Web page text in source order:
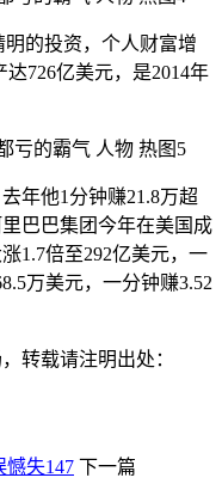
的投资，个人财富增
726亿美元，是2014年
他1分钟赚21.8万超
巴巴集团今年在美国成
1.7倍至292亿美元，一
万美元，一分钟赚3.52
转载请注明出处：
憾失147 下一篇